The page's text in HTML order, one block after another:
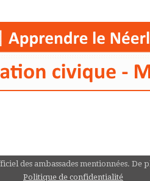
des ambassades mentionnées. De
Politique de confidentialité